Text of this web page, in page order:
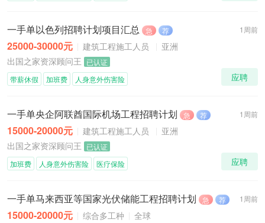
1周前
一手单以色列招聘计划项目汇总 急 荐
25000-30000元 建筑工程施工人员
亚洲
出国之家资深顾问王 已认证
应聘
带薪休假 加班费 人身意外伤害险
1周前
一手单央企阿联酋国际机场工程招聘计划 急 荐
15000-20000元 建筑工程施工人员
亚洲
出国之家资深顾问王 已认证
应聘
加班费 人身意外伤害险 医疗保险
1周前
一手单马来西亚等国家光伏储能工程招聘计划 急 荐
15000-20000元 综合多工种
全球